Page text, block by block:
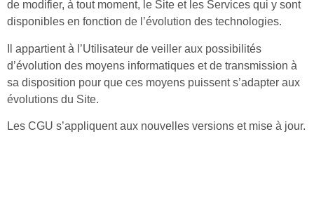
de modifier, à tout moment, le Site et les Services qui y sont
disponibles en fonction de l’évolution des technologies.
Il appartient à l’Utilisateur de veiller aux possibilités
d’évolution des moyens informatiques et de transmission à
sa disposition pour que ces moyens puissent s’adapter aux
évolutions du Site.
Les CGU s’appliquent aux nouvelles versions et mise à jour.